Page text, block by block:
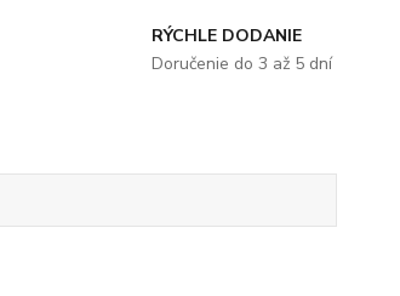
RÝCHLE DODANIE
Doručenie do 3 až 5 dní